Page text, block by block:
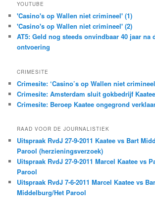
YOUTUBE
'Casino's op Wallen niet crimineel' (1)
'Casino's op Wallen niet crimineel' (2)
AT5: Geld nog steeds onvindbaar 40 jaar na
ontvoering
CRIMESITE
Crimesite: ‘Casino’s op Wallen niet
Crimesite: Amsterdam sluit gokbedrijf Kaatee
Crimesite: Beroep Kaatee ongegrond
RAAD VOOR DE JOURNALISTIEK
Uitspraak RvdJ 27-9-2011 Kaatee vs Bart
Parool (herzieningsverzoek)
Uitspraak RvdJ 27-9-2011 Marcel Kaatee vs
Parool
Uitspraak RvdJ 7-6-2011 Marcel Kaatee vs
Middelburg/Het Parool